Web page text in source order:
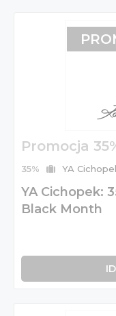
Promocja
35% YA
YA Cichopek:
Black Month